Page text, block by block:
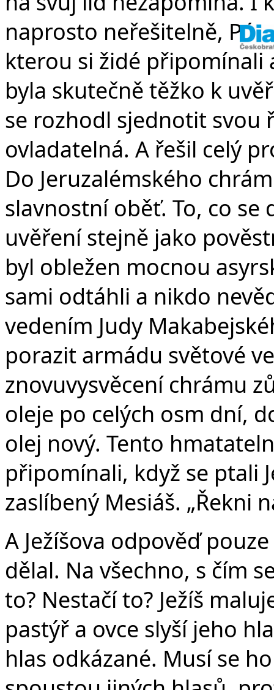
naprosto neřešitelně,
kterou si židé připomínali
byla skutečně těžko k
se rozhodl sjednotit svou
ovladatelná. A řešil celý
Do Jeruzalémského
slavnostní oběť. To, co
uvěření stejně jako
byl obležen mocnou
sami odtáhli a nikdo
vedením Judy
porazit armádu světové
znovuvysvěcení chrámu
oleje po celých osm dní,
olej nový. Tento
připomínali, když se ptali
zaslíbený Mesiáš. „Řekni
A Ježíšova odpověď
dělal. Na všechno, s čím
to? Nestačí to? Ježíš
pastýř a ovce slyší jeho
hlas odkázané. Musí se